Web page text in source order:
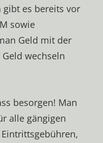
es bereits vor
sowie
Geld mit der
wechseln
besorgen! Man
alle gängigen